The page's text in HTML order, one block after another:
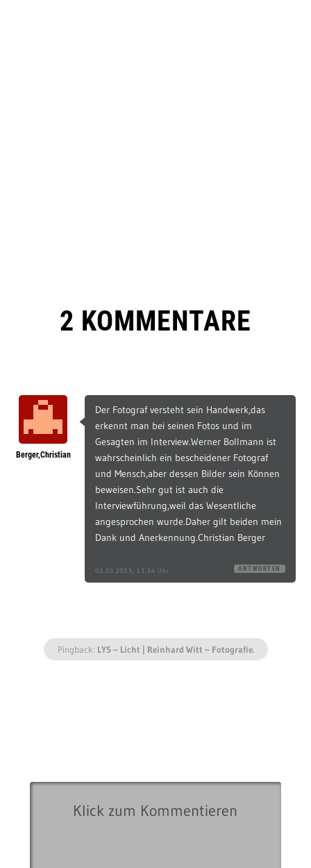
2 KOMMENTARE
Berger,Christian
Der Fotograf versteht sein Handwerk,das
erkennt man bei seinen Fotos und im
Gesagten im Interview.Werner Bollmann ist
wahrscheinlich ein bescheidener Fotograf
und Mensch,aber dessen Bilder sein Können
beweisen.Sehr gut ist auch die
Interviewführung,weil das Wesentliche
angesprochen wurde.Daher gilt beiden mein
Dank und Anerkennung.Christian Berger
03.03.2013, 13:34 Uhr ANTWORTEN
Pingback: LYS – Licht | Reinhard Witt – Fotografie.